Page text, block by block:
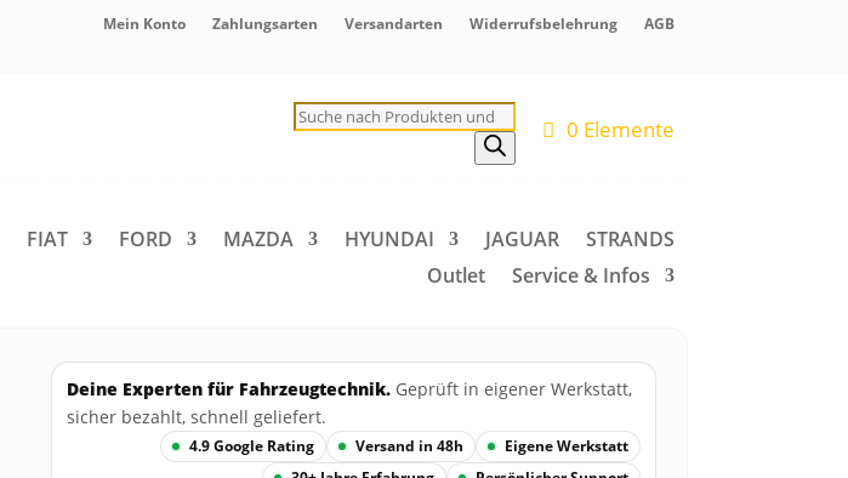
Mein Konto Zahlungsarten Versandarten Widerrufsbelehrung AGB
Products
search 0 Elemente
FIAT FORD MAZDA HYUNDAI JAGUAR
STRANDS
Outlet
Service & Infos
Deine Experten für Fahrzeugtechnik. Geprüft in eigener Werkstatt,
sicher bezahlt, schnell geliefert.
4.9 Google Rating Versand in 48h
Eigene Werkstatt